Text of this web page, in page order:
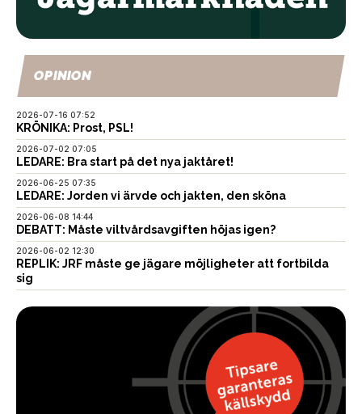
OPINION
2026-07-16 07:52
KRÖNIKA: Prost, PSL!
2026-07-02 07:05
LEDARE: Bra start på det nya jaktåret!
2026-06-25 07:35
LEDARE: Jorden vi ärvde och jakten, den sköna
2026-06-08 14:44
DEBATT: Måste viltvårdsavgiften höjas igen?
2026-06-02 12:30
REPLIK: JRF måste ge jägare möjligheter att fortbilda
sig